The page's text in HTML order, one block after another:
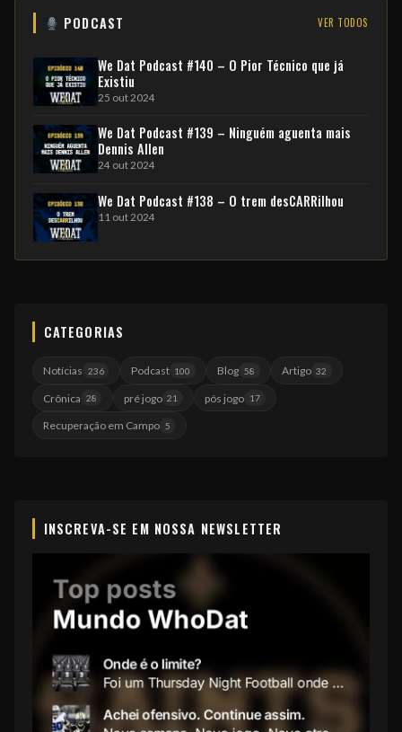
PODCAST VER TODOS
We Dat Podcast #140 – O Pior Técnico que já
Existiu
25 out 2024
We Dat Podcast #139 – Ninguém aguenta mais
Dennis Allen
24 out 2024
We Dat Podcast #138 – O trem desCARRilhou
11 out 2024
CATEGORIAS
Notícias 236 Podcast 100 Blog 58 Artigo 32
Crônica 28 pré jogo 21 pós jogo 17
Recuperação em Campo 5
INSCREVA-SE EM NOSSA NEWSLETTER